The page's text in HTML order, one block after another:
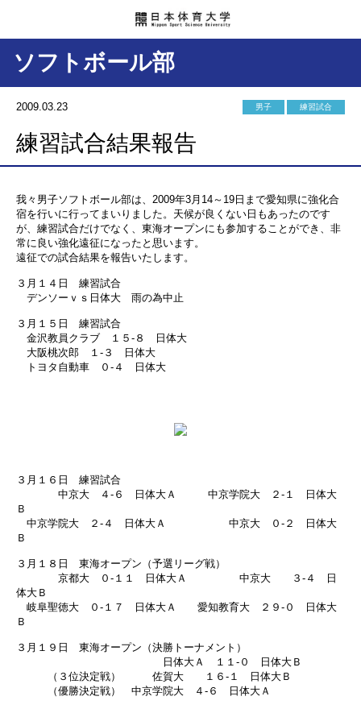
ソフトボール部
2009.03.23 男子 練習試合
練習試合結果報告
我々男子ソフトボール部は、2009年3月14～19日まで愛知県に強化合
宿を行いに行ってまいりました。天候が良くない日もあったのです
が、練習試合だけでなく、東海オープンにも参加することができ、非
常に良い強化遠征になったと思います。
遠征での試合結果を報告いたします。
３月１４日 練習試合
デンソーｖｓ日体大 雨の為中止
３月１５日 練習試合
金沢教員クラブ １５-８ 日体大
大阪桃次郎 １-３ 日体大
トヨタ自動車 ０-４ 日体大
３月１６日 練習試合
中京大 ４-６ 日体大Ａ 中京学院大 ２-１ 日体大
Ｂ
中京学院大 ２-４ 日体大Ａ 中京大 ０-２ 日体大
Ｂ
３月１８日 東海オープン（予選リーグ戦）
京都大 ０-１１ 日体大Ａ 中京大 ３-４ 日
体大Ｂ
岐阜聖徳大 ０-１７ 日体大Ａ 愛知教育大 ２９-０ 日体大
Ｂ
３月１９日 東海オープン（決勝トーナメント）
日体大Ａ １１-０ 日体大Ｂ
（３位決定戦） 佐賀大 １６-１ 日体大Ｂ
（優勝決定戦） 中京学院大 ４-６ 日体大Ａ